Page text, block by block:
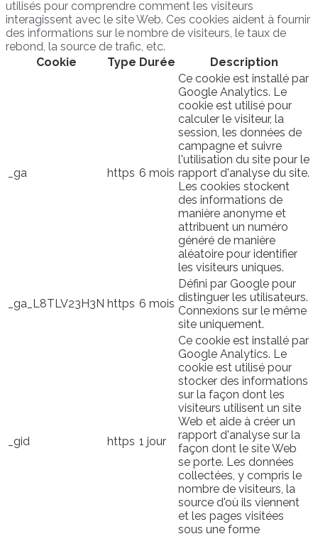
utilisés pour comprendre comment les visiteurs
interagissent avec le site Web. Ces cookies aident à fournir
des informations sur le nombre de visiteurs, le taux de
rebond, la source de trafic, etc.
Cookie
Type Durée Description
_ga https 6 mois
Ce cookie est installé par
Google Analytics. Le
cookie est utilisé pour
calculer le visiteur, la
session, les données de
campagne et suivre
l'utilisation du site pour le
rapport d'analyse du site.
Les cookies stockent
des informations de
manière anonyme et
attribuent un numéro
généré de manière
aléatoire pour identifier
les visiteurs uniques.
_ga_L8TLV23H3N https 6 mois
Défini par Google pour
distinguer les utilisateurs.
Connexions sur le même
site uniquement.
_gid https 1 jour
Ce cookie est installé par
Google Analytics. Le
cookie est utilisé pour
stocker des informations
sur la façon dont les
visiteurs utilisent un site
Web et aide à créer un
rapport d'analyse sur la
façon dont le site Web
se porte. Les données
collectées, y compris le
nombre de visiteurs, la
source d'où ils viennent
et les pages visitées
sous une forme